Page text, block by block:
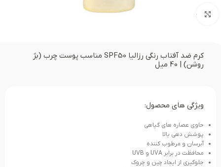
بزرگنمایی تصویر
کرم ضد آفتاب رنگی رزالیا SPF50 مناسب پوست چرب (بژ
روشن) | 40 میل
ویژگی های محصول:
حاوی عصاره های گیاهی
پوشش دهی بالا
آبرسان و مرطوب کننده
محافظت در برابر UVA و UVB
جلوگیری از ایجاد چین و چروک